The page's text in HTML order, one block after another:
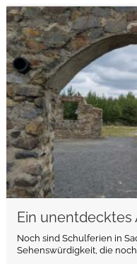
Ein unentdecktes
Noch sind Schulferien in
Sehenswürdigkeit, die